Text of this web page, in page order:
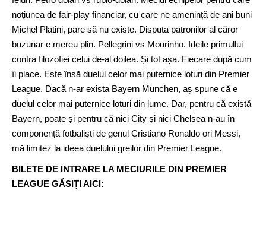
noțiunea de fair-play financiar, cu care ne amenință de ani buni
Michel Platini, pare să nu existe. Disputa patronilor al căror
buzunar e mereu plin. Pellegrini vs Mourinho. Ideile primullui
contra filozofiei celui de-al doilea. Și tot așa. Fiecare după cum
îi place. Este însă duelul celor mai puternice loturi din Premier
League. Dacă n-ar exista Bayern Munchen, aș spune că e
duelul celor mai puternice loturi din lume. Dar, pentru că există
Bayern, poate și pentru că nici City și nici Chelsea n-au în
componență fotbaliști de genul Cristiano Ronaldo ori Messi,
mă limitez la ideea duelului greilor din Premier League.
BILETE DE INTRARE LA MECIURILE DIN PREMIER
LEAGUE GĂSIȚI AICI: